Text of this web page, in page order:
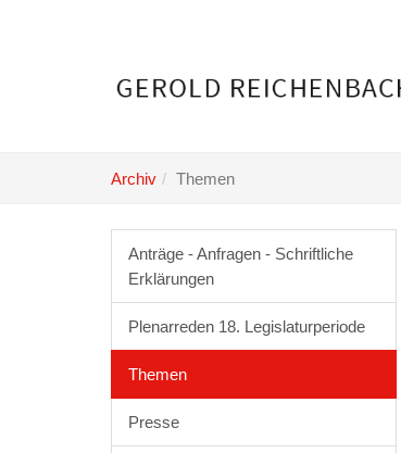
Archiv Themen
Anträge - Anfragen - Schriftliche
Erklärungen
Plenarreden 18. Legislaturperiode
Themen
Presse